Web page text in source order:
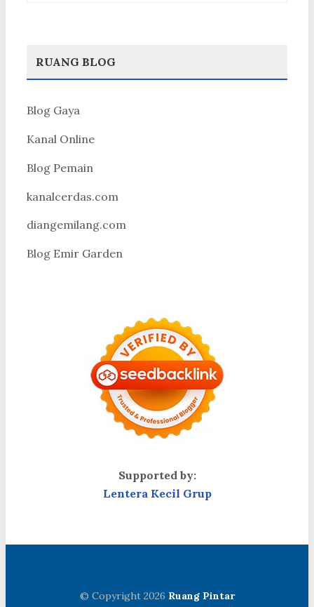
RUANG BLOG
Blog Gaya
Kanal Online
Blog Pemain
kanalcerdas.com
diangemilang.com
Blog Emir Garden
Supported by:
Lentera Kecil Grup
© Copyright 2026 Ruang Pintar